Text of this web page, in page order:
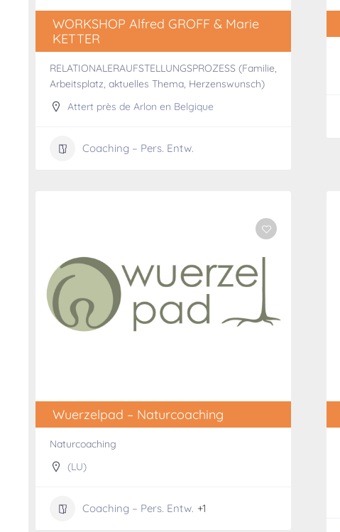
WORKSHOP Alfred GROFF & Marie
KETTER
RELATIONALERAUFSTELLUNGSPROZESS (Familie,
Arbeitsplatz, aktuelles Thema, Herzenswunsch)
Attert près de Arlon en Belgique
Coaching – Pers. Entw.
Wuerzelpad – Naturcoaching
Naturcoaching
(LU)
Coaching – Pers. Entw. +1